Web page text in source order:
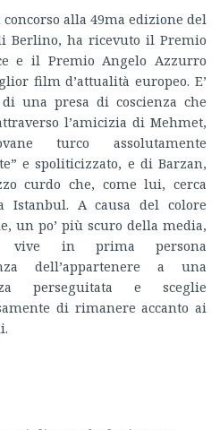
alla 49ma edizione del
Berlino, ha ricevuto il Premio
e il Premio Angelo Azzurro
film d’attualità europeo. E’
una presa di coscienza che
l’amicizia di Mehmet,
turco assolutamente
e spoliticizzato, e di Barzan,
curdo che, come lui, cerca
Istanbul. A causa del colore
un po’ più scuro della media,
vive in prima persona
dell’appartenere a una
perseguitata e sceglie
di rimanere accanto ai